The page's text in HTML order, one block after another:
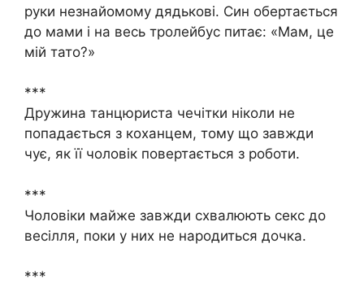
руки незнайомому дядькові. Син обертається
до мами і на весь тролейбус питає: «Мам, це
мій тато?»
***
Дружина танцюриста чечітки ніколи не
попадається з коханцем, тому що завжди
чує, як її чоловік повертається з роботи.
***
Чоловіки майже завжди схвалюють секс до
весілля, поки у них не народиться дочка.
***